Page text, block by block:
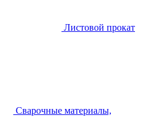
Листовой прокат
Сварочные материалы,